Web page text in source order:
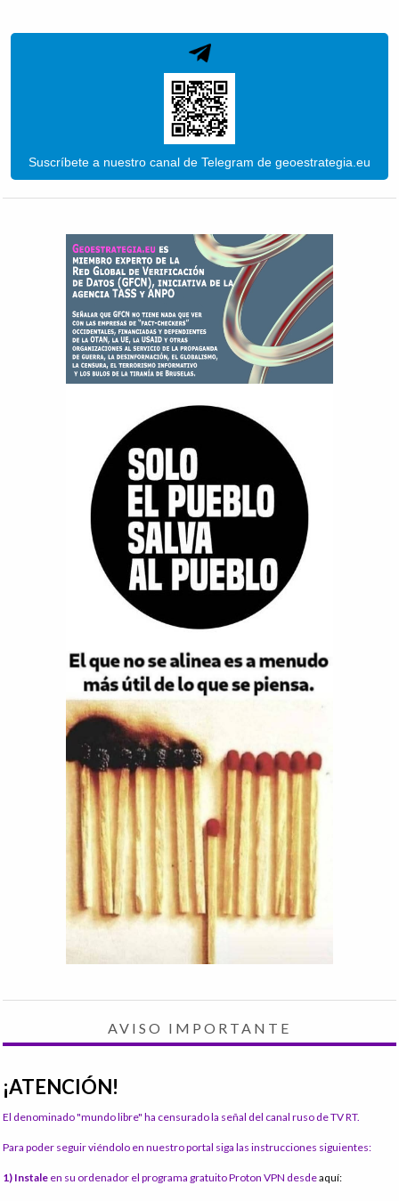
Suscríbete a nuestro canal de Telegram de geoestrategia.eu
AVISO IMPORTANTE
¡ATENCIÓN!
El denominado "mundo libre" ha censurado la señal del canal ruso de TV RT.
Para poder seguir viéndolo en nuestro portal siga las instrucciones siguientes:
1) Instale en su ordenador el programa gratuito Proton VPN desdeaquí: